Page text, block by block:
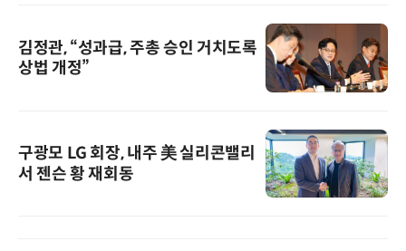
김정관, “성과급, 주총 승인 거치도록
상법 개정”
구광모 LG 회장, 내주 美 실리콘밸리
서 젠슨 황 재회동